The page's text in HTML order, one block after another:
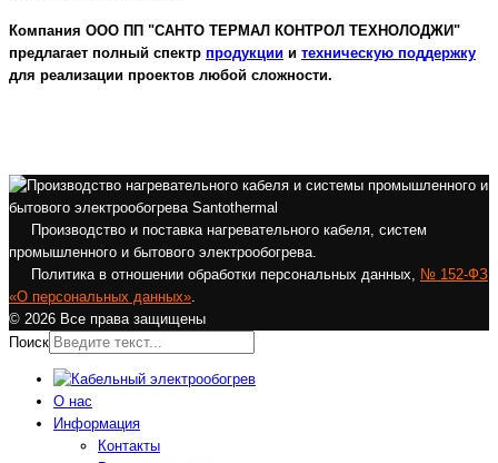
Компания ООО ПП "САНТО ТЕРМАЛ КОНТРОЛ ТЕХНОЛОДЖИ"
предлагает полный спектр продукции и техническую поддержку
для реализации проектов любой сложности.
Производство и поставка нагревательного кабеля, систем
промышленного и бытового электрообогрева.
Политика в отношении обработки персональных данных, № 152-ФЗ
«О персональных данных».
© 2026 Все права защищены
Поиск
О нас
Информация
Контакты